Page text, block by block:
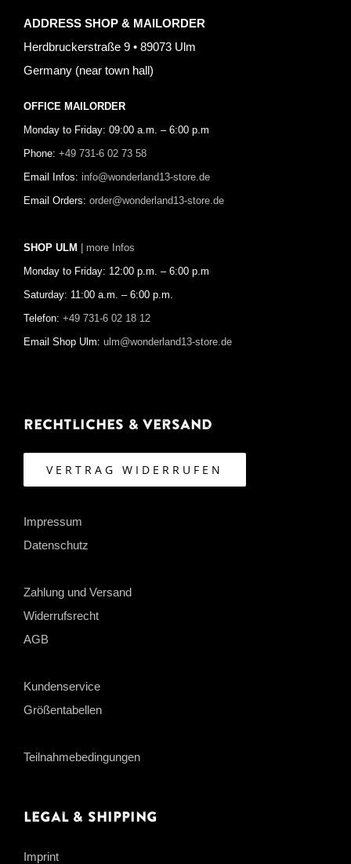
ADDRESS SHOP & MAILORDER
Herdbruckerstraße 9 • 89073 Ulm
Germany (near town hall)
OFFICE MAILORDER
Monday to Friday: 09:00 a.m. – 6:00 p.m
Phone: +49 731-6 02 73 58
Email Infos: info@wonderland13-store.de
Email Orders: order@wonderland13-store.de
SHOP ULM | more Infos
Monday to Friday: 12:00 p.m. – 6:00 p.m
Saturday: 11:00 a.m. – 6:00 p.m.
Telefon: +49 731-6 02 18 12
Email Shop Ulm: ulm@wonderland13-store.de
Rechtliches & Versand
VERTRAG WIDERRUFEN
Impressum
Datenschutz
Zahlung und Versand
Widerrufsrecht
AGB
Kundenservice
Größentabellen
Teilnahmebedingungen
Legal & Shipping
Imprint